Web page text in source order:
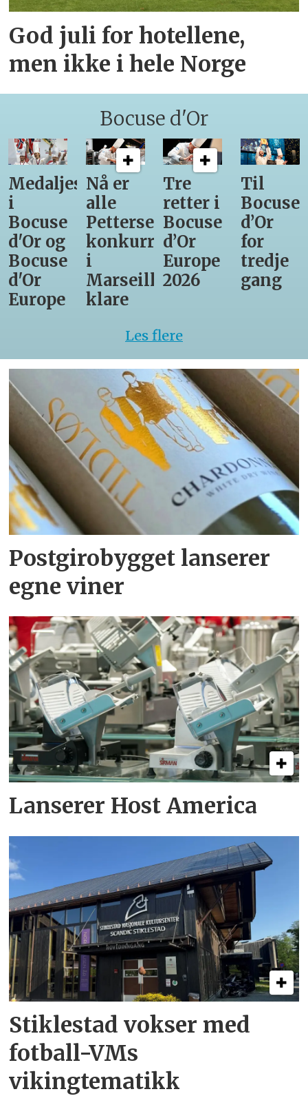
God juli for hotellene,
men ikke i hele Norge
Bocuse d'Or
Medaljestatistikk
i
Bocuse
d'Or og
Bocuse
d'Or
Europe
Nå er
alle
Pettersens
konkurrenter
i
Marseille
klare
Tre
retter i
Bocuse
d’Or
Europe
2026
Til
Bocuse
d’Or
for
tredje
gang
Les flere
Postgirobygget lanserer
egne viner
Lanserer Host America
Stiklestad vokser med
fotball-VMs
vikingtematikk